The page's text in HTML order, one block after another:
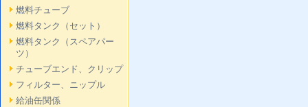
燃料チューブ
燃料タンク（セット）
燃料タンク（スペアパー
ツ）
チューブエンド、クリップ
フィルター、ニップル
給油缶関係